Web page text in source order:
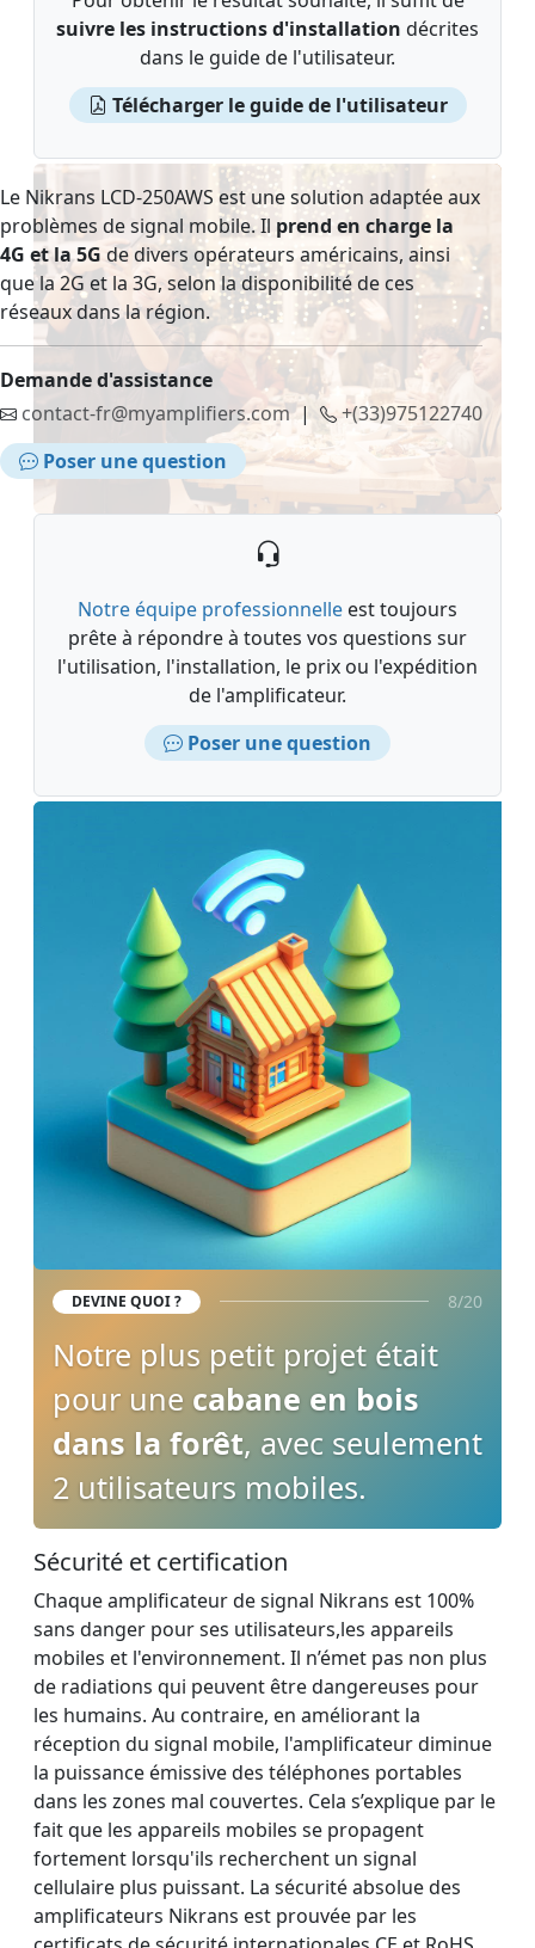
suivre les instructions d'installation décrites
dans le guide de l'utilisateur.
Télécharger le guide de l'utilisateur
Le Nikrans LCD-250AWS est une solution adaptée aux
problèmes de signal mobile. Il prend en charge la
4G et la 5G de divers opérateurs américains, ainsi
que la 2G et la 3G, selon la disponibilité de ces
réseaux dans la région.
Demande d'assistance
contact-fr@myamplifiers.com|
+(33)975122740
Poser une question
Notre équipe professionnelle est toujours
prête à répondre à toutes vos questions sur
l'utilisation, l'installation, le prix ou l'expédition
de l'amplificateur.
Poser une question
DEVINE QUOI ? 8/20
Notre plus petit projet était
pour une cabane en bois
dans la forêt, avec seulement
2 utilisateurs mobiles.
Sécurité et certification
Chaque amplificateur de signal Nikrans est 100%
sans danger pour ses utilisateurs,les appareils
mobiles et l'environnement. Il n’émet pas non plus
de radiations qui peuvent être dangereuses pour
les humains. Au contraire, en améliorant la
réception du signal mobile, l'amplificateur diminue
la puissance émissive des téléphones portables
dans les zones mal couvertes. Cela s’explique par le
fait que les appareils mobiles se propagent
fortement lorsqu'ils recherchent un signal
cellulaire plus puissant. La sécurité absolue des
amplificateurs Nikrans est prouvée par les